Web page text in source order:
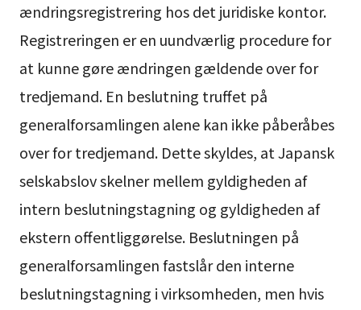
ændringsregistrering hos det juridiske kontor.
Registreringen er en uundværlig procedure for
at kunne gøre ændringen gældende over for
tredjemand. En beslutning truffet på
generalforsamlingen alene kan ikke påberåbes
over for tredjemand. Dette skyldes, at Japansk
selskabslov skelner mellem gyldigheden af
intern beslutningstagning og gyldigheden af
ekstern offentliggørelse. Beslutningen på
generalforsamlingen fastslår den interne
beslutningstagning i virksomheden, men hvis